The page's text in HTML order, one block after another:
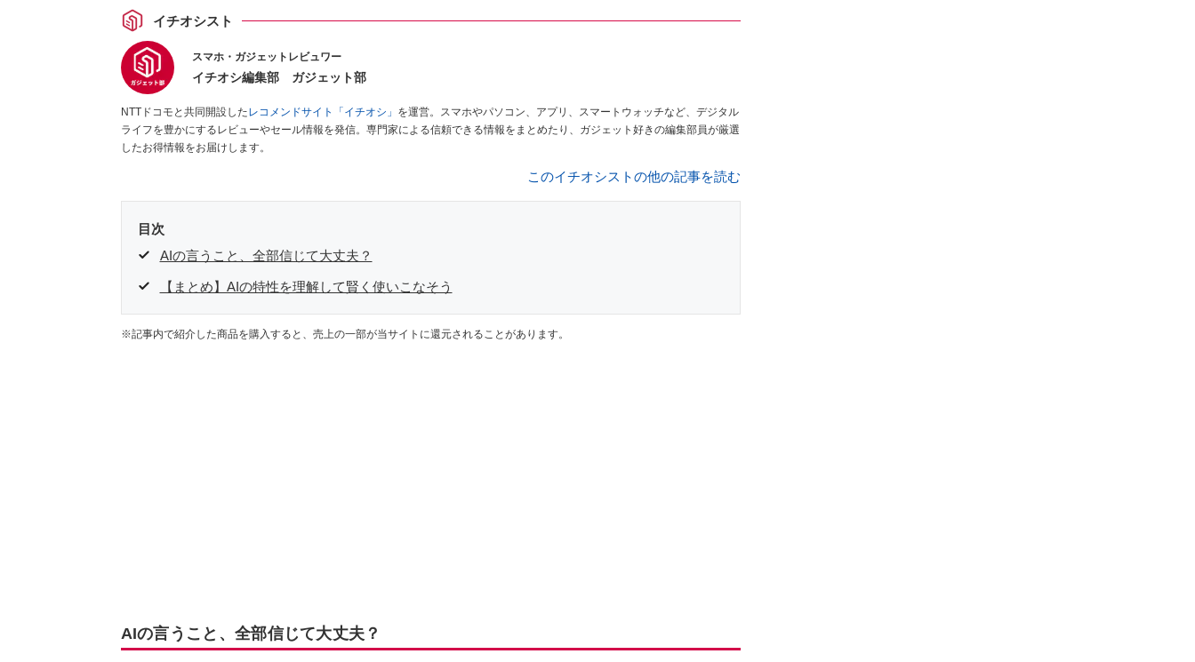
イチオシスト
スマホ・ガジェットレビュワー
イチオシ編集部 ガジェット部
NTTドコモと共同開設したレコメンドサイト「イチオシ」 を運営。スマホやパソコン、アプリ、スマートウォッチなど、デジタル
ライフを豊かにするレビューやセール情報を発信。専門家による信頼できる情報をまとめたり、ガジェット好きの編集部員が厳選
したお得情報をお届けします。
このイチオシストの他の記事を読む
目次
AIの言うこと、全部信じて大丈夫？
【まとめ】AIの特性を理解して賢く使いこなそう
※記事内で紹介した商品を購入すると、売上の一部が当サイトに還元されることがあります。
AIの言うこと、全部信じて大丈夫？